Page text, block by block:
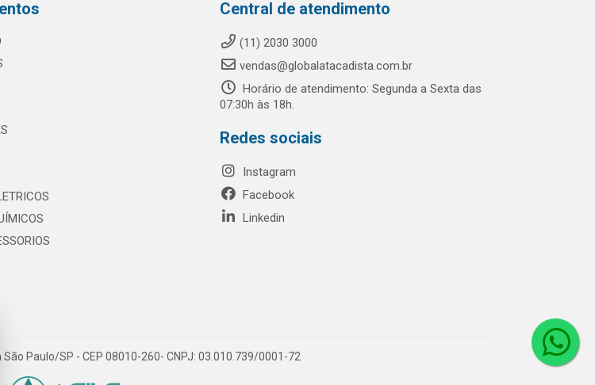
Central de atendimento
(11) 2030 3000
vendas@globalatacadista.com.br
Horário de atendimento: Segunda a Sexta das
07:30h às 18h.
Redes sociais
Instagram
Facebook
Linkedin
Paulo/SP - CEP 08010-260- CNPJ: 03.010.739/0001-72